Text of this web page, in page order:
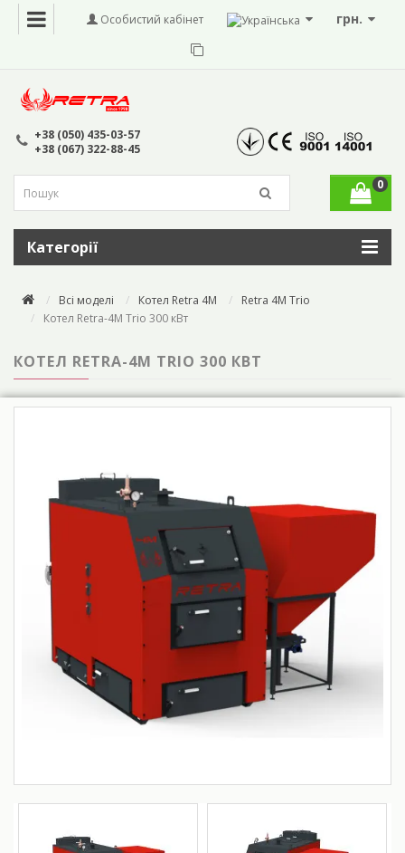
грн.
Особистий кабінет
+38 (050) 435-03-57
+38 (067) 322-88-45
0
Категорії
Всі моделі Котел Retra 4M
Retra 4M Trio
Котел Retra-4М Trio 300 кВт
КОТЕЛ RETRA-4М TRIO 300 КВТ